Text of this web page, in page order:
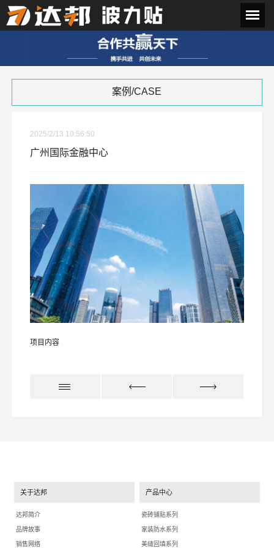
案例/CASE
2025/2/13 10:56:50
广州国际金融中心
项目内容
关于达邦
达邦简介
品牌故事
销售网络
产品中心
瓷砖铺贴系列
家装防水系列
美缝回填系列